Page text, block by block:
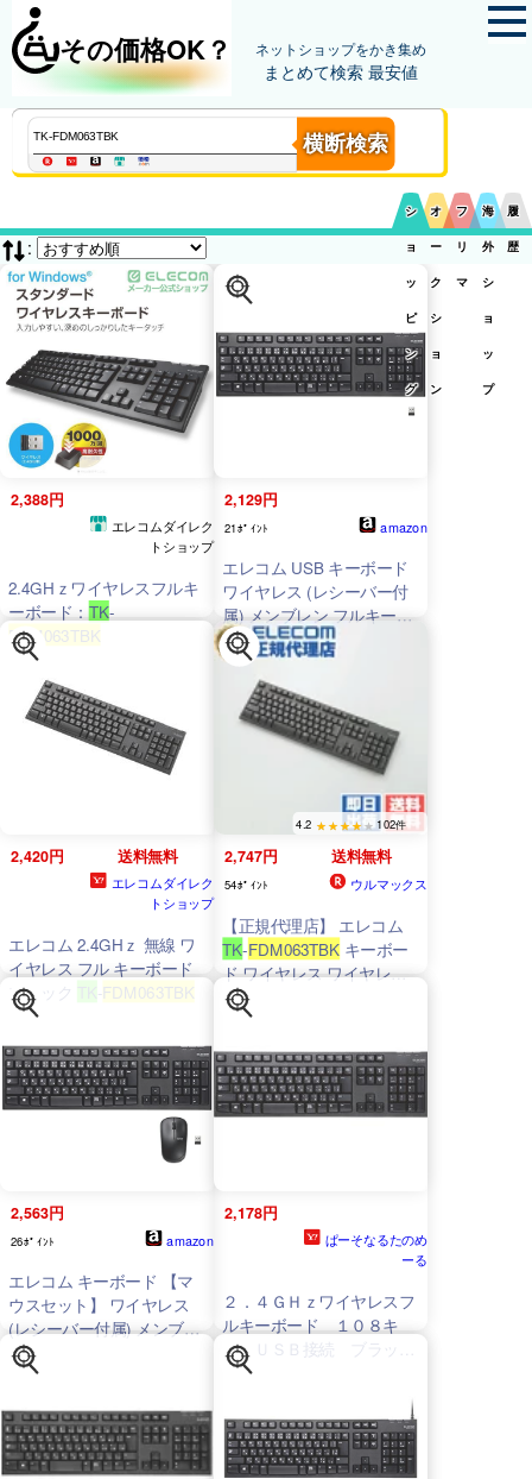
その価格OK？ ネットショップをかき集め
まとめて検索 最安値
横断検索
シ
ョ
ッ
ピ
ン
グ
オ
ー
ク
シ
ョ
ン
フ
リ
マ
海
外
シ
ョ
ッ
プ
履
歴
:
2,388円
エレコムダイレク
トショップ
2.4GHｚワイヤレスフルキ
ーボード： TK-
FDM063TBK
2,129円
21ﾎﾟｲﾝﾄ amazon
エレコム USB キーボード
ワイヤレス (レシーバー付
属) メンブレン フルキーボ
ード 1000万回高耐久
PlayStation4 対応 ブラック
FDM063TBK
2,420円 送料無料
エレコムダイレク
トショップ
エレコム 2.4GHｚ 無線 ワ
イヤレス フル キーボード
ブラック TK-FDM063TBK
2,747円 送料無料
54ﾎﾟｲﾝﾄ ウルマックス
4.2 102件
【正規代理店】 エレコム
TK-FDM063TBK キーボー
ド ワイヤレス ワイヤレス
キーボード メンブレン フ
ルキーボード フルサイズ
キーボード Wii PS5 高耐久
6カ月保証 送料無料
2,563円
26ﾎﾟｲﾝﾄ amazon
エレコム キーボード 【マ
ウスセット】 ワイヤレス
(レシーバー付属) メンブレ
ン フルキーボード 1000万
回高耐久 PlayStation4 対応
2,178円
ぱーそなるたのめ
ーる
２．４ＧＨｚワイヤレスフ
ルキーボード １０８キ
ー ＵＳＢ接続 ブラッ
ク ＴＫ−ＦＤＭ０６３Ｔ